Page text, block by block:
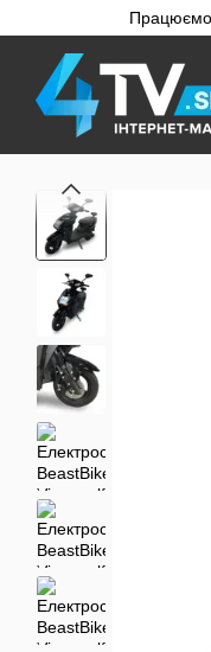
Перейти до основного
Працюємо